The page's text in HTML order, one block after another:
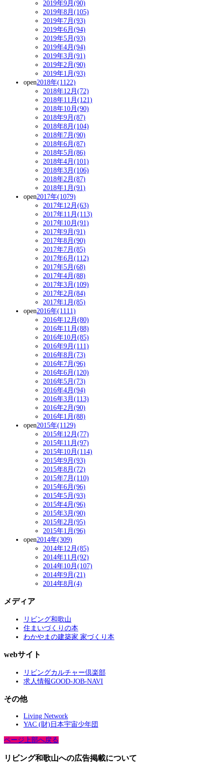
2019年9月(90)
2019年8月(105)
2019年7月(93)
2019年6月(94)
2019年5月(93)
2019年4月(94)
2019年3月(91)
2019年2月(90)
2019年1月(93)
open2018年(1122)
2018年12月(72)
2018年11月(121)
2018年10月(90)
2018年9月(87)
2018年8月(104)
2018年7月(90)
2018年6月(87)
2018年5月(86)
2018年4月(101)
2018年3月(106)
2018年2月(87)
2018年1月(91)
open2017年(1079)
2017年12月(63)
2017年11月(113)
2017年10月(91)
2017年9月(91)
2017年8月(90)
2017年7月(85)
2017年6月(112)
2017年5月(68)
2017年4月(88)
2017年3月(109)
2017年2月(84)
2017年1月(85)
open2016年(1111)
2016年12月(80)
2016年11月(88)
2016年10月(85)
2016年9月(111)
2016年8月(73)
2016年7月(96)
2016年6月(120)
2016年5月(73)
2016年4月(94)
2016年3月(113)
2016年2月(90)
2016年1月(88)
open2015年(1129)
2015年12月(77)
2015年11月(97)
2015年10月(114)
2015年9月(93)
2015年8月(72)
2015年7月(110)
2015年6月(96)
2015年5月(93)
2015年4月(96)
2015年3月(90)
2015年2月(95)
2015年1月(96)
open2014年(309)
2014年12月(85)
2014年11月(92)
2014年10月(107)
2014年9月(21)
2014年8月(4)
メディア
リビング和歌山
住まいづくりの本
わかやまの建築家 家づくり本
webサイト
リビングカルチャー倶楽部
求人情報GOOD-JOB-NAVI
その他
Living Network
YAC (財)日本宇宙少年団
ページ上部へ戻る
リビング和歌山への広告掲載について